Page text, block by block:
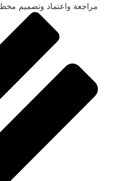
مراجعة واعتماد وتصميم